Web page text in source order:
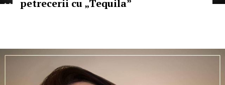
petrecerii cu „Tequila”